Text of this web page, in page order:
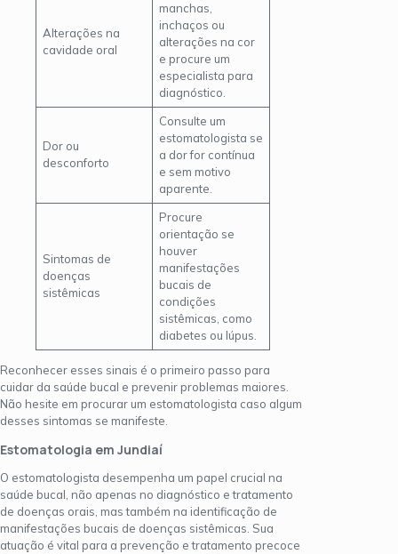
Alterações na
cavidade oral
manchas,
inchaços ou
alterações na cor
e procure um
especialista para
diagnóstico.
Dor ou
desconforto
Consulte um
estomatologista se
a dor for contínua
e sem motivo
aparente.
Sintomas de
doenças
sistêmicas
Procure
orientação se
houver
manifestações
bucais de
condições
sistêmicas, como
diabetes ou lúpus.
Reconhecer esses sinais é o primeiro passo para
cuidar da saúde bucal e prevenir problemas maiores.
Não hesite em procurar um estomatologista caso algum
desses sintomas se manifeste.
Estomatologia em Jundiaí
O estomatologista desempenha um papel crucial na
saúde bucal, não apenas no diagnóstico e tratamento
de doenças orais, mas também na identificação de
manifestações bucais de doenças sistêmicas. Sua
atuação é vital para a prevenção e tratamento precoce